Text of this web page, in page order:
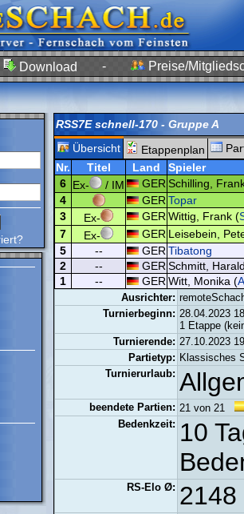
Download - Preise/
RSS7E schnell-170 - Gruppe A
Übersicht
Etappenplan
Nr.
Titel Land
Spieler
6 Ex- / IM GER Schilling,
4
GER Topar
3
Ex- GER Wittig, Frank (
7
Ex- GER Leisebein,
5
-- GER Tibatong
2
-- GER Schmitt,
1
-- GER Witt, Monika (
Ausrichter:
Turnierbeginn: 28.04.2023
1 Etappe
Turnierende: 27.10.2023
Partietyp: Klassisches
Turnierurlaub:
beendete Partien: 21 von 21
Bedenkzeit: 10
RS-Elo Ø: 2148